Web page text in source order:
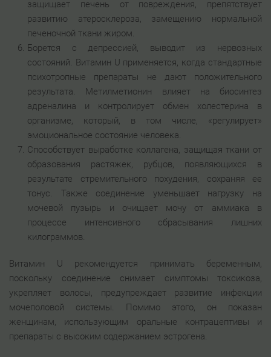
защищает печень от повреждения, препятствует
развитию атеросклероза, замещению нормальной
печеночной ткани жиром.
Борется с депрессией, выводит из нервозных
состояний. Витамин U применяется, когда стандартные
психотропные препараты не дают положительного
результата. Метилметионин влияет на биосинтез
адреналина и контролирует обмен холестерина в
организме, который, в том числе, «регулирует»
эмоциональное состояние человека.
Способствует выработке коллагена, защищая ткани от
образования растяжек, рубцов, появляющихся в
результате стремительного похудения, сохраняя ее
тонус. Также соединение уменьшает нагрузку на
мочевой пузырь и очищает мочу от аммиака в
процессе интенсивного сбрасывания лишних
килограммов.
Витамин U рекомендуется принимать беременным,
поскольку соединение снимает симптомы токсикоза,
укрепляет волосы, предупреждает развитие инфекции
мочеполовой системы. Помимо этого, он показан
женщинам, использующим оральные контрацептивы и
препараты с высоким содержанием эстрогена.